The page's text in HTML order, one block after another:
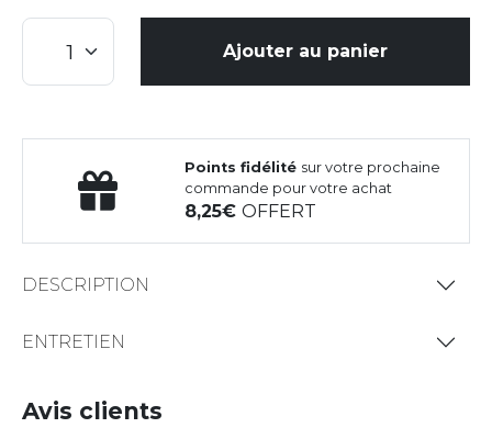
Ajouter au panier
Points fidélité sur votre prochaine
commande pour votre achat
8,25OFFERT
DESCRIPTION
ENTRETIEN
Avis clients